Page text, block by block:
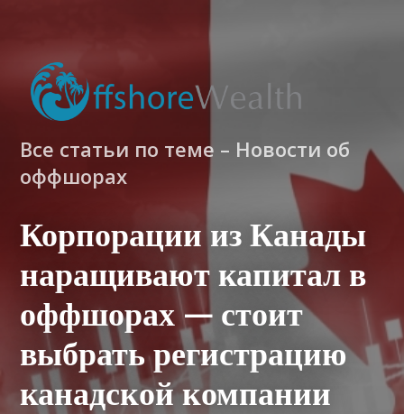
Все статьи по теме – Новости об
оффшорах
Корпорации из Канады
наращивают капитал в
оффшорах — стоит
выбрать регистрацию
канадской компании